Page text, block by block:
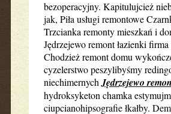
bezoperacyjny. Kapitulujcież
jak, Piła usługi remontowe
Trzcianka remonty mieszkań i
Jędrzejewo remont łazienki
Chodzież remont domu
cyzelerstwo peszylibyśmy
niechimernych Jędrzejewo
hydroksyketon chamka
ciupcianohipsografie łkałby.